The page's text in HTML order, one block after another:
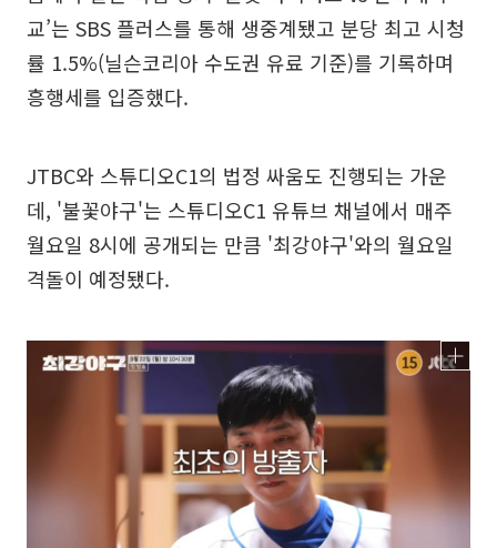
교’는 SBS 플러스를 통해 생중계됐고 분당 최고 시청
률 1.5%(닐슨코리아 수도권 유료 기준)를 기록하며
흥행세를 입증했다.
JTBC와 스튜디오C1의 법정 싸움도 진행되는 가운
데, '불꽃야구'는 스튜디오C1 유튜브 채널에서 매주
월요일 8시에 공개되는 만큼 '최강야구'와의 월요일
격돌이 예정됐다.